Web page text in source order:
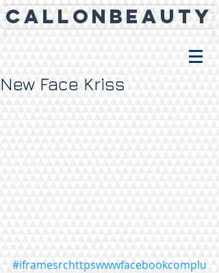
CALLONBEAUTY
New Face Kriss
#iframesrchttpswwwfacebookcomplu